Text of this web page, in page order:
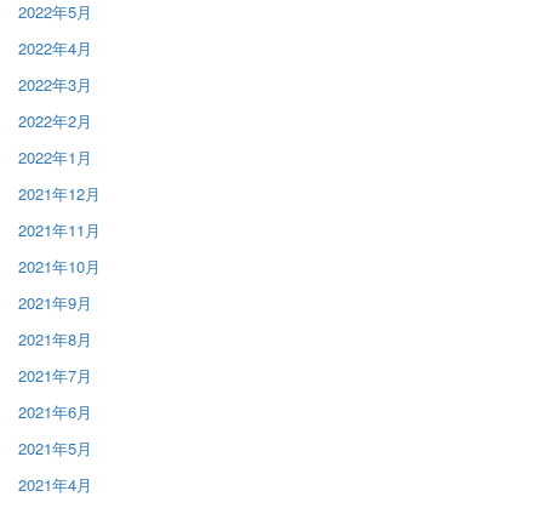
2022年5月
2022年4月
2022年3月
2022年2月
2022年1月
2021年12月
2021年11月
2021年10月
2021年9月
2021年8月
2021年7月
2021年6月
2021年5月
2021年4月